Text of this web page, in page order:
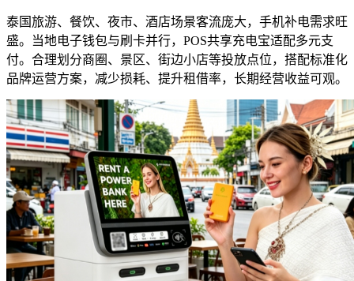
泰国旅游、餐饮、夜市、酒店场景客流庞大，手机补电需求旺
盛。当地电子钱包与刷卡并行，POS共享充电宝适配多元支
付。合理划分商圈、景区、街边小店等投放点位，搭配标准化
品牌运营方案，减少损耗、提升租借率，长期经营收益可观。